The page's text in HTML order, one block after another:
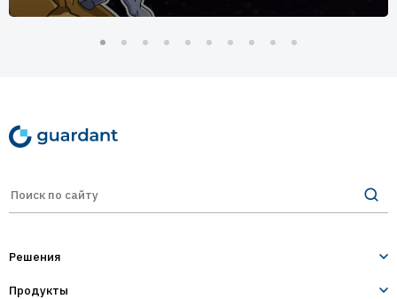
Решения
Лицензирование и защита ПО
Продукты